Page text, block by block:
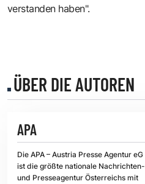
verstanden haben".
ÜBER DIE AUTOREN
APA
Die APA – Austria Presse Agentur eG
ist die größte nationale Nachrichten-
und Presseagentur Österreichs mit